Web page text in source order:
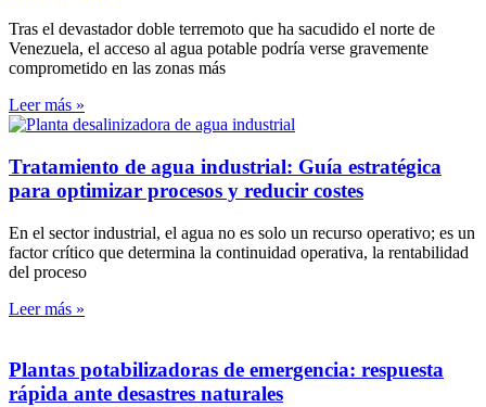
Tras el devastador doble terremoto que ha sacudido el norte de
Venezuela, el acceso al agua potable podría verse gravemente
comprometido en las zonas más
Leer más »
Tratamiento de agua industrial: Guía estratégica
para optimizar procesos y reducir costes
En el sector industrial, el agua no es solo un recurso operativo; es un
factor crítico que determina la continuidad operativa, la rentabilidad
del proceso
Leer más »
Plantas potabilizadoras de emergencia: respuesta
rápida ante desastres naturales